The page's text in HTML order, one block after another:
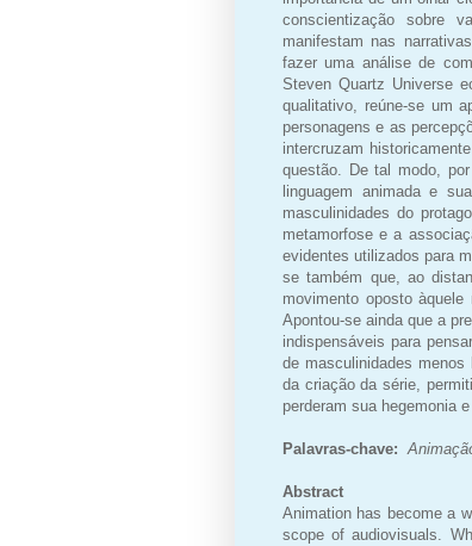
conscientização sobre
manifestam nas
fazer uma análise de
Steven Quartz Universe
qualitativo, reúne-se um
personagens e as
intercruzam
questão. De tal modo,
linguagem animada e
masculinidades do
metamorfose e a
evidentes utilizados para
se também que, ao
movimento oposto
Apontou-se ainda que a
indispensáveis para
de masculinidades
da criação da série,
perderam sua hegemonia
Palavras-chave:
Abstract
Animation has become a
scope of audiovisuals.